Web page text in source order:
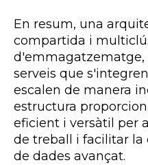
En resum, una
compartida i
d'emmagatzematge,
serveis que
escalen de manera
estructura
eficient i versàtil per
de treball i facilitar la
de dades avançat.